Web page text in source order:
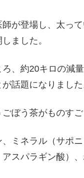
が登場し、太っ
ました。
、約20キロの減
話題になりました
ぼう茶がものすご
ミネラル（サポニ
スパラギン酸）